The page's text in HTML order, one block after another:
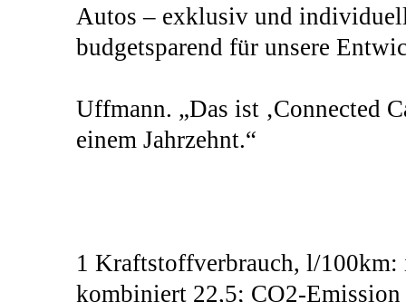
Autos – exklusiv und
budgetsparend für unsere
Uffmann. „Das ist ‚Connected
einem Jahrzehnt.“
1 Kraftstoffverbrauch, l/100km:
kombiniert 22,5; CO2-